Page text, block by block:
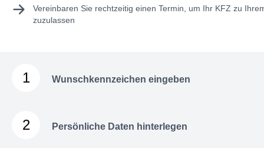
Vereinbaren Sie rechtzeitig einen Termin, um Ihr KFZ zu
zuzulassen
1 Wunschkennzeichen eingeben
2 Persönliche Daten hinterlegen